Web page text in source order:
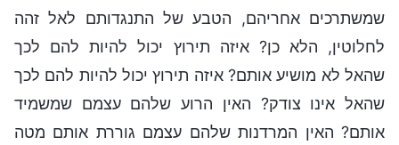
שמשתרכים אחריהם, הטבע של התנגדותם לאל זהה
לחלוטין, הלא כן? איזה תירוץ יכול להיות להם לכך
שהאל לא מושיע אותם? איזה תירוץ יכול להיות להם לכך
שהאל אינו צודק? האין הרוע שלהם עצמם שמשמיד
אותם? האין המרדנות שלהם עצמם גוררת אותם מטה